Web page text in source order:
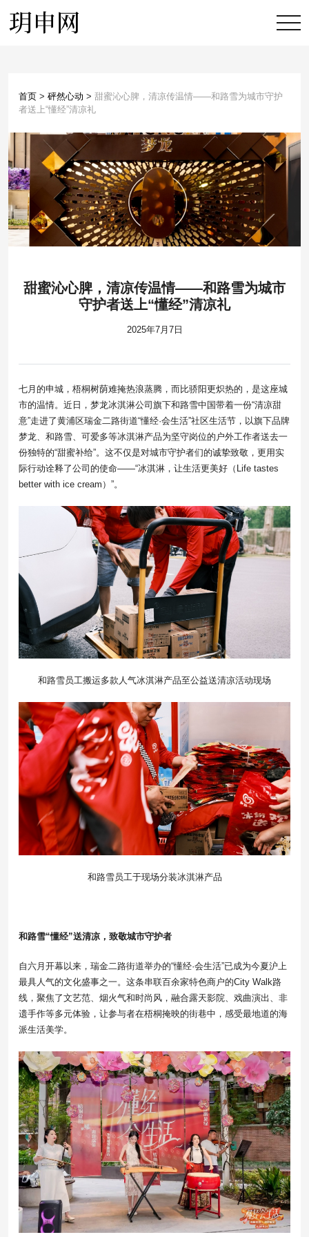
首页 > 砰然心动 > 甜蜜沁心脾，清凉传温情——和路雪为城市守护
者送上“懂经”清凉礼
甜蜜沁心脾，清凉传温情——和路雪为城市
守护者送上“懂经”清凉礼
2025年7月7日
七月的申城，梧桐树荫难掩热浪蒸腾，而比骄阳更炽热的，是这座城
市的温情。近日，梦龙冰淇淋公司旗下和路雪中国带着一份“清凉甜
意”走进了黄浦区瑞金二路街道“懂经·会生活”社区生活节，以旗下品牌
梦龙、和路雪、可爱多等冰淇淋产品为坚守岗位的户外工作者送去一
份独特的“甜蜜补给”。这不仅是对城市守护者们的诚挚致敬，更用实
际行动诠释了公司的使命——“冰淇淋，让生活更美好（Life tastes
better with ice cream）”。
和路雪员工搬运多款人气冰淇淋产品至公益送清凉活动现场
和路雪员工于现场分装冰淇淋产品
和路雪“懂经”送清凉，致敬城市守护者
自六月开幕以来，瑞金二路街道举办的“懂经·会生活”已成为今夏沪上
最具人气的文化盛事之一。这条串联百余家特色商户的City Walk路
线，聚焦了文艺范、烟火气和时尚风，融合露天影院、戏曲演出、非
遗手作等多元体验，让参与者在梧桐掩映的街巷中，感受最地道的海
派生活美学。